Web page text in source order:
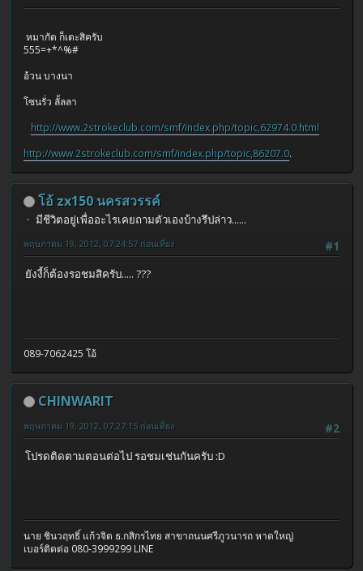
หมากัด ก็เตะสิครับ
555=+*^%#
อ้วน บางนา
โซนรั่ว ลั้ลลา
http://www.2strokeclub.com/smf/index.php/topic,62974.0.html
http://www.2strokeclub.com/smf/index.php/topic,86207.0.
โอ้ zx150 นครสวรรค์
มีชีวิตอยู่เพื่ออะไรเคยถามตัวเองบ้างรึปล่าว......
#1
พฤษภาคม 19, 2012, 07:24:57 ก่อนเที่ยง
ยังงี้ก็ต้องรอชมสิครับ..... ???
089-7062425 โอ้
CHINWARIT
#2
พฤษภาคม 19, 2012, 07:27:15 ก่อนเที่ยง
โปรดติดตามตอนต่อไป รอชมเช่นกันครับ :D
นาย ชินวฤทธิ์ แก้วจิต ธ.กสิกรไทย สาขาถนนศรีภูวนารถ หาดใหญ่
เบอร์ติดต่อ 080-3999299 LINE